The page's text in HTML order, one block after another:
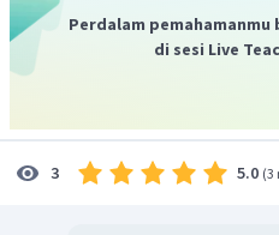
Perdalam pemahamanmu
di sesi Live
3 5.0 (3